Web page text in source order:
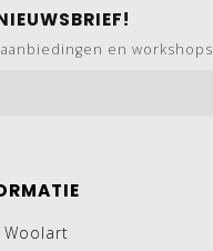
en workshops
Woolart